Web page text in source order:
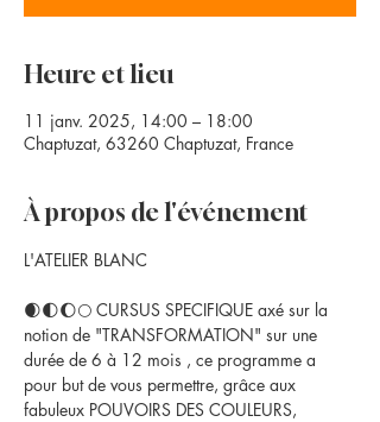
Heure et lieu
11 janv. 2025, 14:00 – 18:00
Chaptuzat, 63260 Chaptuzat, France
À propos de l'événement
L'ATELIER BLANC
🌒🌓🌔🌕 CURSUS SPECIFIQUE axé sur la
notion de "TRANSFORMATION" sur une
durée de 6 à 12 mois , ce programme a
pour but de vous permettre, grâce aux
fabuleux POUVOIRS DES COULEURS,